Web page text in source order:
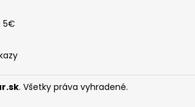
5€
. Všetky práva vyhradené.